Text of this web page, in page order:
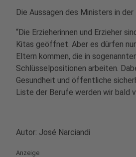
Die Aussagen des Ministers in
“Die Erzieherinnen und Erzieher
Kitas geöffnet. Aber es dürfen
Eltern kommen, die in
Schlüsselpositionen arbeiten.
Gesundheit und öffentliche
Liste der Berufe werden wir bald
Autor: José Narciandi
Anzeige